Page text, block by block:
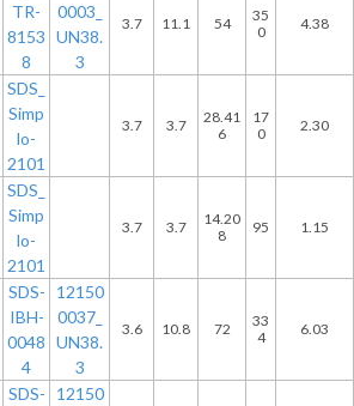
TR-
8153
8
0003_
UN38.
3
3.7 11.1 54
35
0
4.38
SDS_
Simp
lo-
2101
3.7 3.7
28.41
6
17
0
2.30
SDS_
Simp
lo-
2101
3.7 3.7
14.20
8
95 1.15
SDS-
IBH-
0048
4
12150
0037_
UN38.
3
3.6 10.8 72
33
4
6.03
SDS- 12150